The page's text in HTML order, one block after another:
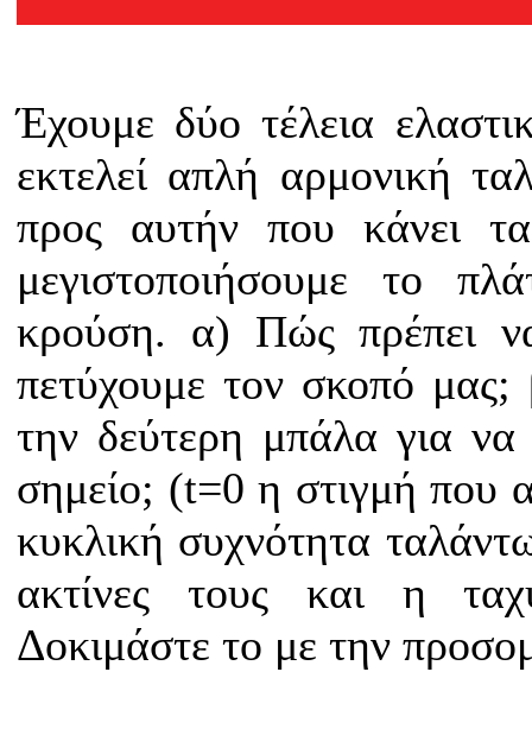
Έχουμε δύο τέλεια
εκτελεί απλή αρμονική
προς αυτήν που κάνει
μεγιστοποιήσουμε το
κρούση. α) Πώς πρέπει
πετύχουμε τον σκοπό
την δεύτερη μπάλα για
σημείο; (t=0 η στιγμή που
κυκλική συχνότητα
ακτίνες τους και η
Δοκιμάστε το με την